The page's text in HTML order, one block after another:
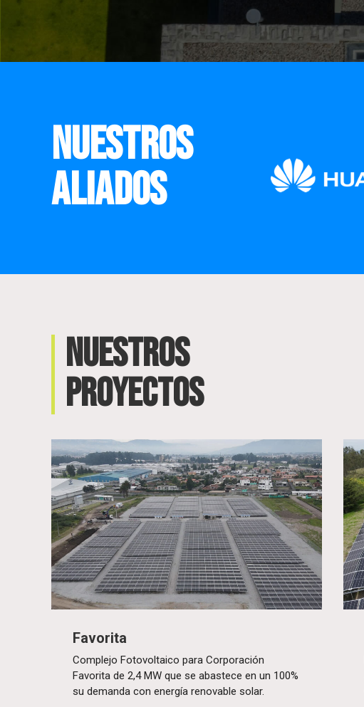
NUESTROS
ALIADOS
NUESTROS
PROYECTOS
Favorita
Complejo Fotovoltaico para Corporación
Favorita de 2,4 MW que se abastece en un 100%
su demanda con energía renovable solar.